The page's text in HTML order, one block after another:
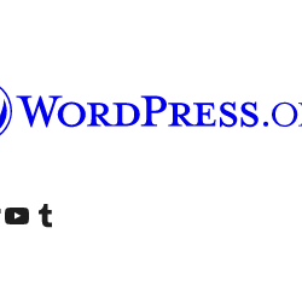
અમારી YouTube ચેનલની મુલાકાત લો અમારા Tumblr એકાઉન્ટની મુલાકાત લો